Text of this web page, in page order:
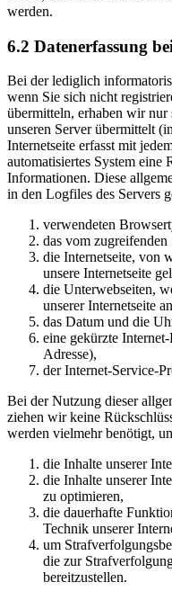
werden.
6.2 Datenerfassung
Bei der lediglich
wenn Sie sich nicht
übermitteln, erhaben wir
unseren Server übermittelt
Internetseite erfasst mit
automatisiertes System eine
Informationen. Diese
in den Logfiles des Servers
verwendeten
das vom zugreifenden
die Internetseite, von
unsere Internetseite
die Unterwebseiten,
unserer Internetseite
das Datum und die
eine gekürzte
Adresse),
der Internet-Service-
Bei der Nutzung dieser
ziehen wir keine
werden vielmehr benötigt,
die Inhalte unserer
die Inhalte unserer
zu optimieren,
die dauerhafte
Technik unserer
um
die zur
bereitzustellen.